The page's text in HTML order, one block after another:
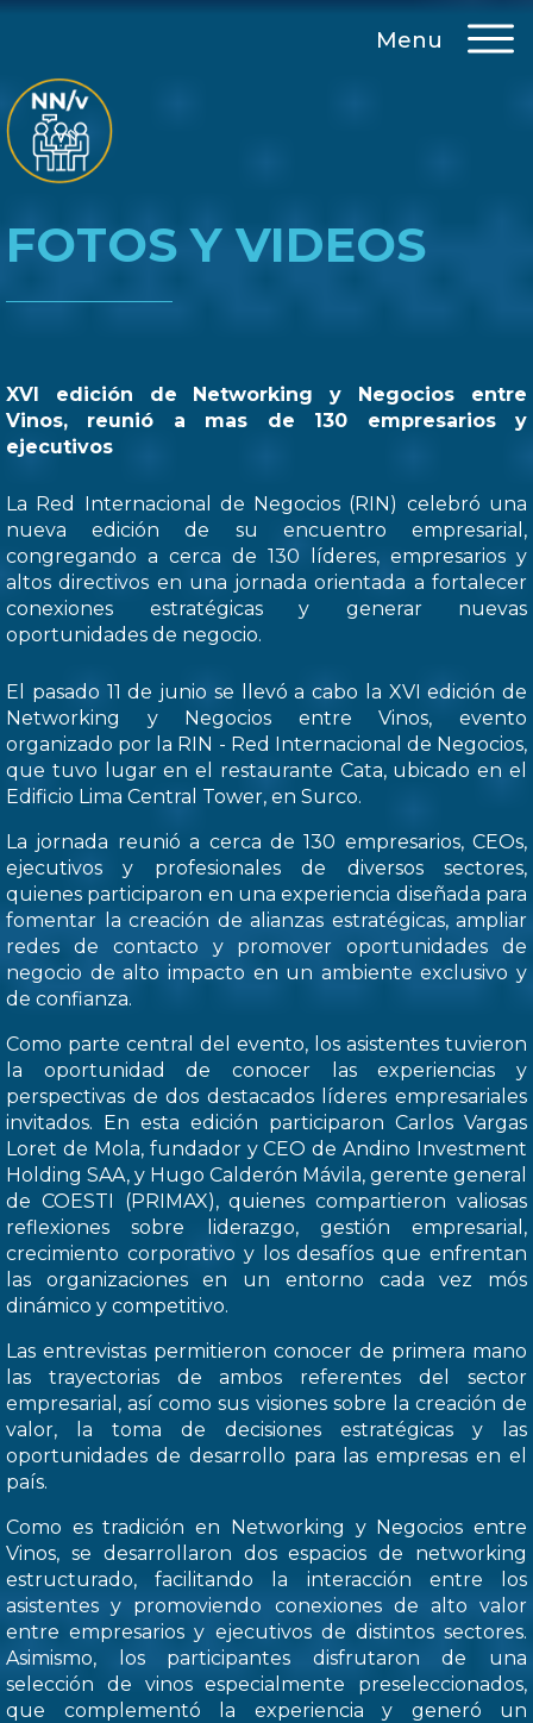
Menu
FOTOS Y VIDEOS
XVI edición de Networking y Negocios entre
Vinos, reunió a mas de 130 empresarios y
ejecutivos
La Red Internacional de Negocios (RIN) celebró una
nueva edición de su encuentro empresarial,
congregando a cerca de 130 líderes, empresarios y
altos directivos en una jornada orientada a fortalecer
conexiones estratégicas y generar nuevas
oportunidades de negocio.
El pasado 11 de junio se llevó a cabo la XVI edición de
Networking y Negocios entre Vinos, evento
organizado por la RIN - Red Internacional de Negocios,
que tuvo lugar en el restaurante Cata, ubicado en el
Edificio Lima Central Tower, en Surco.
La jornada reunió a cerca de 130 empresarios, CEOs,
ejecutivos y profesionales de diversos sectores,
quienes participaron en una experiencia diseñada para
fomentar la creación de alianzas estratégicas, ampliar
redes de contacto y promover oportunidades de
negocio de alto impacto en un ambiente exclusivo y
de confianza.
Como parte central del evento, los asistentes tuvieron
la oportunidad de conocer las experiencias y
perspectivas de dos destacados líderes empresariales
invitados. En esta edición participaron Carlos Vargas
Loret de Mola, fundador y CEO de Andino Investment
Holding SAA, y Hugo Calderón Mávila, gerente general
de COESTI (PRIMAX), quienes compartieron valiosas
reflexiones sobre liderazgo, gestión empresarial,
crecimiento corporativo y los desafíos que enfrentan
las organizaciones en un entorno cada vez mós
dinámico y competitivo.
Las entrevistas permitieron conocer de primera mano
las trayectorias de ambos referentes del sector
empresarial, así como sus visiones sobre la creación de
valor, la toma de decisiones estratégicas y las
oportunidades de desarrollo para las empresas en el
país.
Como es tradición en Networking y Negocios entre
Vinos, se desarrollaron dos espacios de networking
estructurado, facilitando la interacción entre los
asistentes y promoviendo conexiones de alto valor
entre empresarios y ejecutivos de distintos sectores.
Asimismo, los participantes disfrutaron de una
selección de vinos especialmente preseleccionados,
que complementó la experiencia y generó un